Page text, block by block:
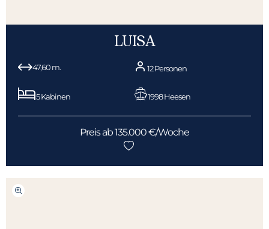
LUISA
47,60 m. 12 Personen
5 Kabinen 1998 Heesen
Preis ab 135.000 €/Woche